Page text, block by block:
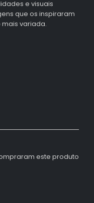
e visuais
que os inspiraram
variada.
este produto